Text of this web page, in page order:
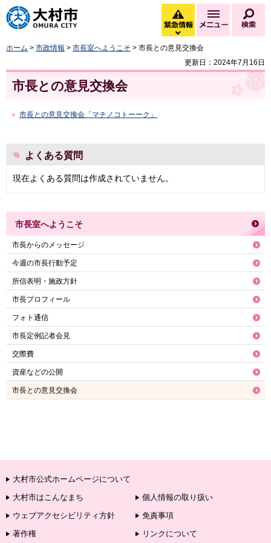
大村市
緊急情報
緊急情報を開く
メニュー
ホーム > 市政情報 > 市長室へようこそ > 市長との意見交換会
更新日：2024年7月16日
市長との意見交換会
市長との意見交換会「マチノコトーーク」
よくある質問
現在よくある質問は作成されていません。
市長室へようこそ
市長からのメッセージ
今週の市長行動予定
所信表明・施政方針
市長プロフィール
フォト通信
市長定例記者会見
交際費
資産などの公開
市長との意見交換会
大村市公式ホームページについて
大村市はこんなまち
個人情報の取り扱い
ウェブアクセシビリティ方針
免責事項
著作権
リンクについて